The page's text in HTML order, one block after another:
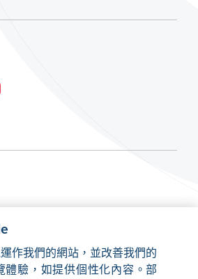
任報告
作我們的網站，並改善我們的
體驗，如提供個性化內容。部